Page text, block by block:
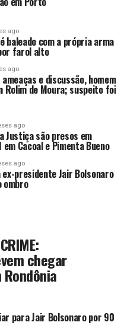
ago
baleado com a própria arma
farol alto
ago
ameaças e discussão, homem
Rolim de Moura; suspeito foi
ago
Justiça são presos em
Cacoal e Pimenta Bueno
ago
ex-presidente Jair Bolsonaro
chegar
para Jair Bolsonaro por 90